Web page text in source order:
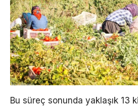
Bu süreç sonunda yaklaşık 13